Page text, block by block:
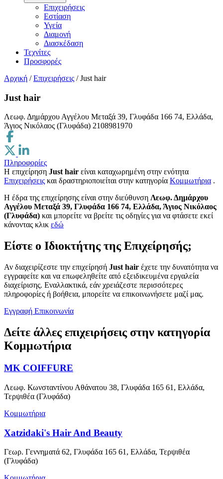
Επιχειρήσεις
Εστίαση
Υγεία
Διαμονή
Διασκέδαση
Τεχνίτες
Προσφορές
Αρχική / Επιχειρήσεις / Just hair
Just hair
Λεωφ. Δημάρχου Αγγέλου Μεταξά 39, Γλυφάδα 166 74, Ελλάδα,
Άγιος Νικόλαος (Γλυφάδα) 2108981970
Πληροφορίες
Η επιχείρηση Just hair είναι καταχωρημένη στην ενότητα
Επιχειρήσεις και δραστηριοποιείται στην κατηγορία Κομμωτήρια .
H έδρα της επιχείρησης είναι στην διεύθυνση Λεωφ. Δημάρχου
Αγγέλου Μεταξά 39, Γλυφάδα 166 74, Ελλάδα, Άγιος Νικόλαος
(Γλυφάδα) και μπορείτε να βρείτε τις οδηγίες για να φτάσετε εκεί
κάνοντας κλικ εδώ
Είστε ο Ιδιοκτήτης της Επιχείρησής;
Αν διαχειρίζεστε την επιχείρησή Just hair έχετε την δυνατότητα να
εγγραφείτε και να επωφεληθείτε από εξειδικευμένα εργαλεία
διαχείρισης. Εναλλακτικά, εάν χρειάζεστε περισσότερες
πληροφορίες ή βοήθεια, μπορείτε να επικοινωνήσετε μαζί μας.
Εγγραφή Επικοινωνία
Δείτε άλλες επιχειρήσεις στην κατηγορία
Κομμωτήρια
MK COIFFURE
Λεωφ. Κωνσταντίνου Αθάνατου 38, Γλυφάδα 165 61, Ελλάδα,
Τερψιθέα (Γλυφάδα)
Κομμωτήρια
Xatzidaki's Hair And Beauty
Γεωρ. Γεννηματά 62, Γλυφάδα 165 61, Ελλάδα, Τερψιθέα
(Γλυφάδα)